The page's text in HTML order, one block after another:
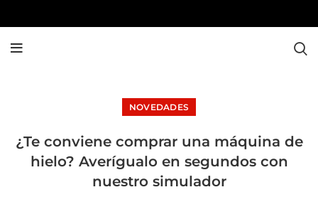
NOVEDADES
¿Te conviene comprar una máquina de
hielo? Averígualo en segundos con
nuestro simulador